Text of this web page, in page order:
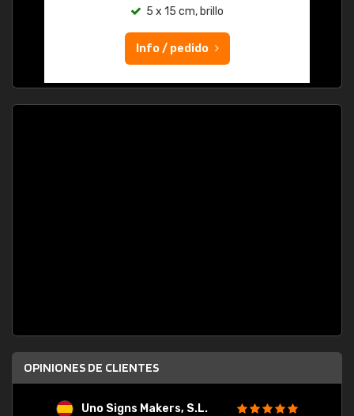
5 x 15 cm, brillo
Info / pedido
OPINIONES DE CLIENTES
Uno Signs Makers, S.L.